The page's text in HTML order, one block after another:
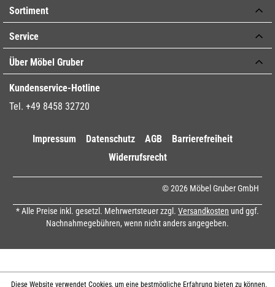
Sortiment
Service
Über Möbel Gruber
Kundenservice-Hotline
Tel. +49 8458 32720
Impressum Datenschutz AGB
Barrierefreiheit
Widerrufsrecht
© 2026 Möbel Gruber GmbH
* Alle Preise inkl. gesetzl. Mehrwertsteuer zzgl. Versandkosten und ggf.
Nachnahmegebühren, wenn nicht anders angegeben.
Diese Website verwendet Cookies, um eine bestmögliche Erfahrung bieten zu können.